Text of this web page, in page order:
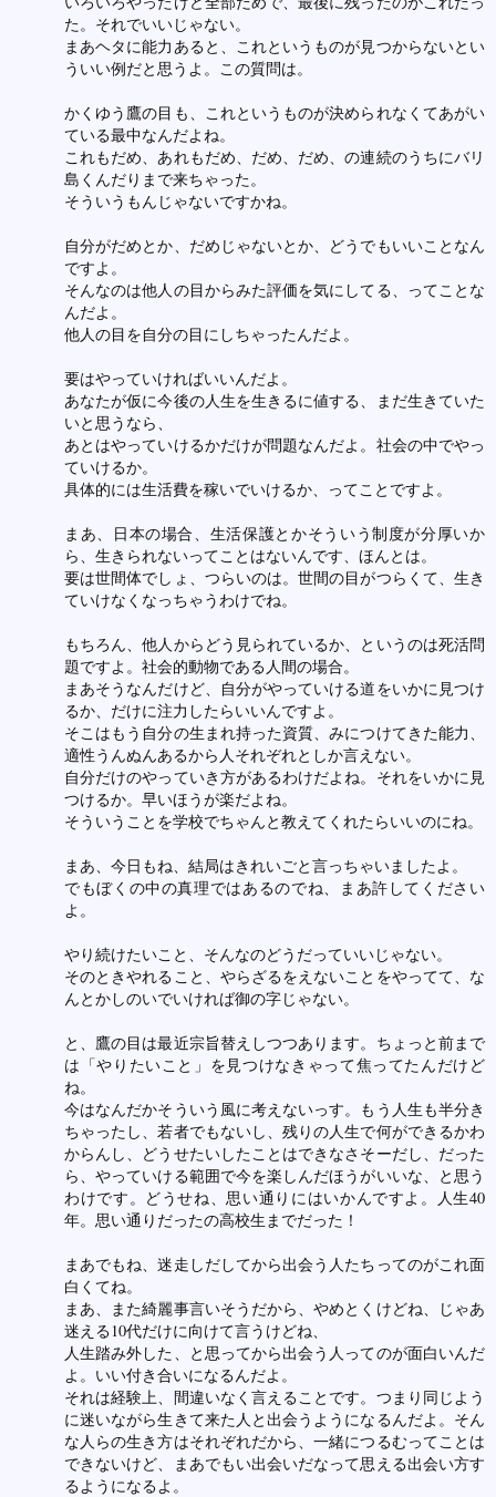
た。それでいいじゃない。
まあヘタに能力あると、これというものが見つからないとい
ういい例だと思うよ。この質問は。
かくゆう鷹の目も、これというものが決められなくてあがい
ている最中なんだよね。
これもだめ、あれもだめ、だめ、だめ、の連続のうちにバリ
島くんだりまで来ちゃった。
そういうもんじゃないですかね。
自分がだめとか、だめじゃないとか、どうでもいいことなん
ですよ。
そんなのは他人の目からみた評価を気にしてる、ってことな
んだよ。
他人の目を自分の目にしちゃったんだよ。
要はやっていければいいんだよ。
あなたが仮に今後の人生を生きるに値する、まだ生きていた
いと思うなら、
あとはやっていけるかだけが問題なんだよ。社会の中でやっ
ていけるか。
具体的には生活費を稼いでいけるか、ってことですよ。
まあ、日本の場合、生活保護とかそういう制度が分厚いか
ら、生きられないってことはないんです、ほんとは。
要は世間体でしょ、つらいのは。世間の目がつらくて、生き
ていけなくなっちゃうわけでね。
もちろん、他人からどう見られているか、というのは死活問
題ですよ。社会的動物である人間の場合。
まあそうなんだけど、自分がやっていける道をいかに見つけ
るか、だけに注力したらいいんですよ。
そこはもう自分の生まれ持った資質、みにつけてきた能力、
適性うんぬんあるから人それぞれとしか言えない。
自分だけのやっていき方があるわけだよね。それをいかに見
つけるか。早いほうが楽だよね。
そういうことを学校でちゃんと教えてくれたらいいのにね。
まあ、今日もね、結局はきれいごと言っちゃいましたよ。
でもぼくの中の真理ではあるのでね、まあ許してください
よ。
やり続けたいこと、そんなのどうだっていいじゃない。
そのときやれること、やらざるをえないことをやってて、な
んとかしのいでいければ御の字じゃない。
と、鷹の目は最近宗旨替えしつつあります。ちょっと前まで
は「やりたいこと」を見つけなきゃって焦ってたんだけど
ね。
今はなんだかそういう風に考えないっす。もう人生も半分き
ちゃったし、若者でもないし、残りの人生で何ができるかわ
からんし、どうせたいしたことはできなさそーだし、だった
ら、やっていける範囲で今を楽しんだほうがいいな、と思う
わけです。どうせね、思い通りにはいかんですよ。人生40
年。思い通りだったの高校生までだった！
まあでもね、迷走しだしてから出会う人たちってのがこれ面
白くてね。
まあ、また綺麗事言いそうだから、やめとくけどね、じゃあ
迷える10代だけに向けて言うけどね、
人生踏み外した、と思ってから出会う人ってのが面白いんだ
よ。いい付き合いになるんだよ。
それは経験上、間違いなく言えることです。つまり同じよう
に迷いながら生きて来た人と出会うようになるんだよ。そん
な人らの生き方はそれぞれだから、一緒につるむってことは
できないけど、まあでもい出会いだなって思える出会い方す
るようになるよ。